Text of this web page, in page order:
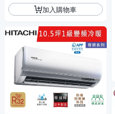
加入購物車